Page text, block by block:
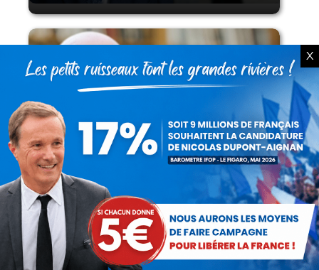
Lorsque tout flambe et que l’État
s’affaisse.
X